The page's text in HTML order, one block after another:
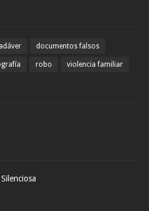
documentos falsos
robo violencia familiar